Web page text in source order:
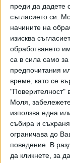
преди да дадете
съгласието си.
начините на
изисква
обработването
са в сила само
предпочитания
време, като се
"Поверителност"
Моля,
използва една
събира и
ограничава до
поведение. В
да кликнете, за
Видео